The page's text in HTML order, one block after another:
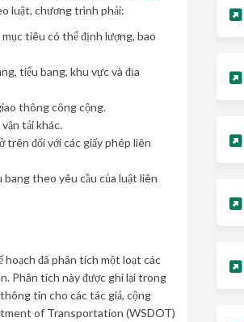
link)
luật, chương trình phải:
tiêu có thể định lượng, bao
tiểu bang, khu vực và địa
thông công cộng.
tải khác.
trên đối với các giấy phép liên
theo yêu cầu của luật liên
hoạch đã phân tích một loạt các
Phân tích này được ghi lại trong
tin cho các tác giả, cộng
of Transportation (WSDOT)